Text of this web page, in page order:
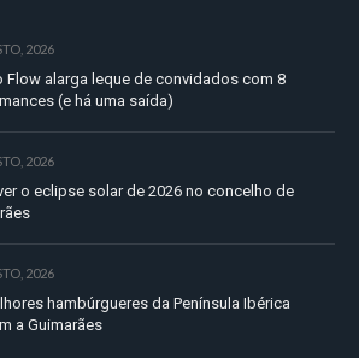
2026
Flow alarga leque de convidados com 8
(e há uma saída)
2026
o eclipse solar de 2026 no concelho de
2026
hambúrgueres da Península Ibérica
a Guimarães